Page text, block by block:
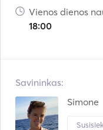
Vienos dienos
18:00
Savininkas:
Simone